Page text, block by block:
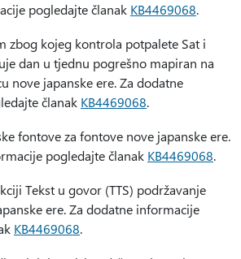
pogledajte članak KB4469068.
zbog kojeg kontrola potpalete Sat i
dan u tjednu pogrešno mapiran na
nove japanske ere. Za dodatne
članak KB4469068.
fontove za fontove nove japanske ere.
pogledajte članak KB4469068.
Tekst u govor (TTS) podržavanje
ere. Za dodatne informacije
KB4469068.